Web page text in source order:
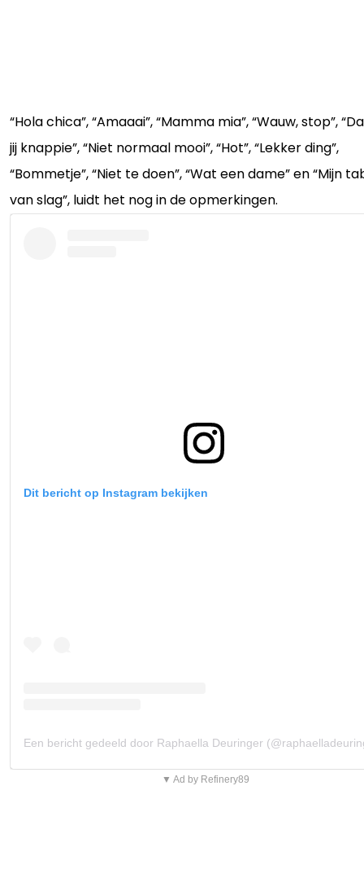
“Hola chica”, “Amaaai”, “Mamma mia”, “Wauw, stop”,
jij knappie”, “Niet normaal mooi”, “Hot”, “Lekker ding”,
“Bommetje”, “Niet te doen”, “Wat een dame” en “Mijn
van slag”, luidt het nog in de opmerkingen.
Dit bericht op Instagram bekijken
Een bericht gedeeld door Raphaella Deuringer
▼ Ad by Refinery89